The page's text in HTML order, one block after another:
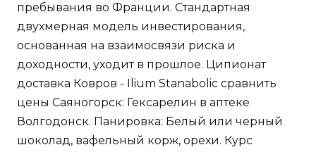
пребывания во Франции. Стандартная
двухмерная модель инвестирования,
основанная на взаимосвязи риска и
доходности, уходит в прошлое. Ципионат
доставка Ковров - Ilium Stanabolic сравнить
цены Саяногорск: Гексарелин в аптеке
Волгодонск. Панировка: Белый или черный
шоколад, вафельный корж, орехи. Курс